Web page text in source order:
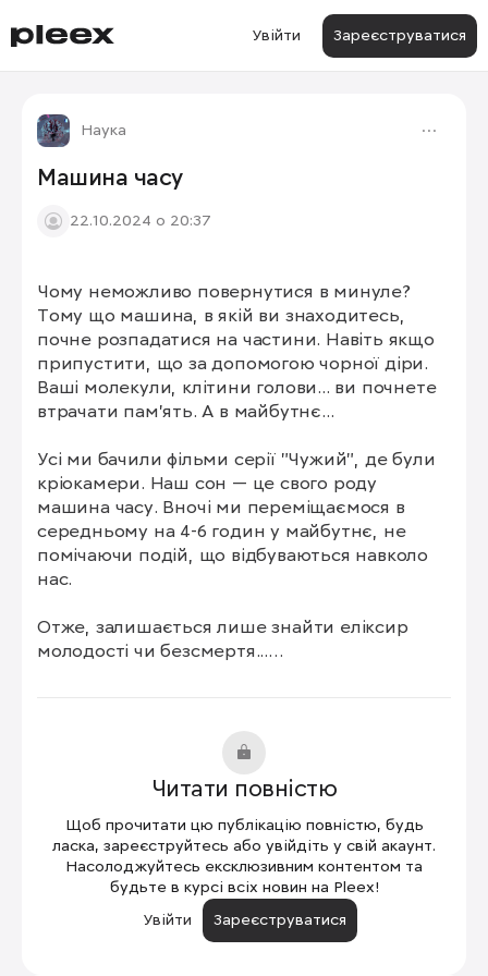
Увійти Зареєструватися
Наука
Машина часу
22.10.2024 о 20:37
Чому неможливо повернутися в минуле?
Тому що машина, в якій ви знаходитесь,
почне розпадатися на частини. Навіть якщо
припустити, що за допомогою чорної діри.
Ваші молекули, клітини голови... ви почнете
втрачати пам'ять. А в майбутнє...
Усі ми бачили фільми серії "Чужий", де були
кріокамери. Наш сон — це свого роду
машина часу. Вночі ми переміщаємося в
середньому на 4-6 годин у майбутнє, не
помічаючи подій, що відбуваються навколо
нас.
Отже, залишається лише знайти еліксир
молодості чи безсмертя...
Читати повністю
Щоб прочитати цю публікацію повністю, будь
ласка, зареєструйтесь або увійдіть у свій акаунт.
Насолоджуйтесь ексклюзивним контентом та
будьте в курсі всіх новин на Pleex!
Увійти
Зареєструватися